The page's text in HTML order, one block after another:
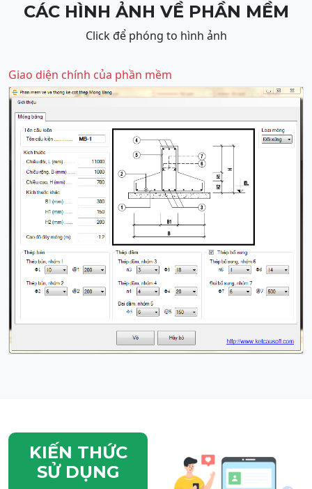
CÁC HÌNH ẢNH VỀ PHẦN MỀM
Click để phóng to hình ảnh
Giao diện chính của phần mềm
KIẾN THỨC
SỬ DỤNG